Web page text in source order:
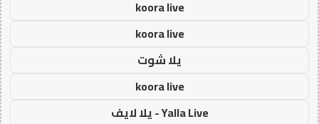
koora live
koora live
يلا شوت
koora live
Yalla Live - يلا لايف